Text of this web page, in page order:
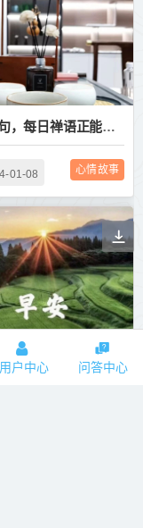
佛语金句，每日禅语正能量人生感悟
01-08 心情故事
早安励志精美句子，每日一言正能量文案
用户中心 问答中心